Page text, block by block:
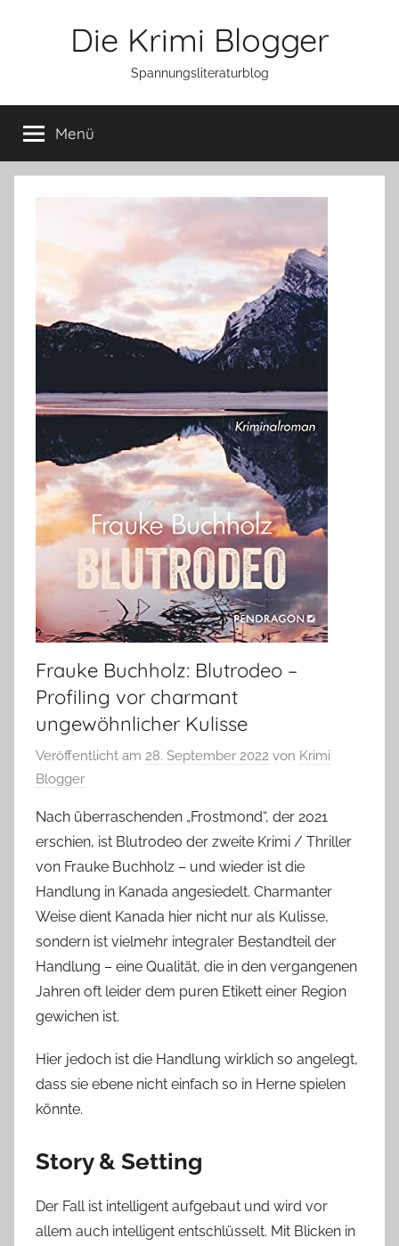
Die Krimi Blogger
Spannungsliteraturblog
Menü
Frauke Buchholz: Blutrodeo –
Profiling vor charmant
ungewöhnlicher Kulisse
Veröffentlicht am 28. September 2022 von Krimi
Blogger
Nach überraschenden „Frostmond“, der 2021
erschien, ist Blutrodeo der zweite Krimi / Thriller
von Frauke Buchholz – und wieder ist die
Handlung in Kanada angesiedelt. Charmanter
Weise dient Kanada hier nicht nur als Kulisse,
sondern ist vielmehr integraler Bestandteil der
Handlung – eine Qualität, die in den vergangenen
Jahren oft leider dem puren Etikett einer Region
gewichen ist.
Hier jedoch ist die Handlung wirklich so angelegt,
dass sie ebene nicht einfach so in Herne spielen
könnte.
Story & Setting
Der Fall ist intelligent aufgebaut und wird vor
allem auch intelligent entschlüsselt. Mit Blicken in